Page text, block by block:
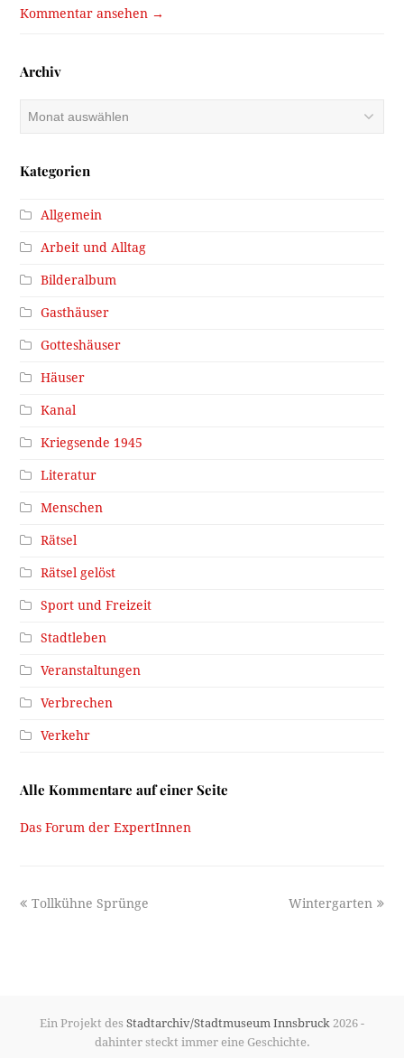
Kommentar ansehen →
Archiv
Kategorien
Allgemein
Arbeit und Alltag
Bilderalbum
Gasthäuser
Gotteshäuser
Häuser
Kanal
Kriegsende 1945
Literatur
Menschen
Rätsel
Rätsel gelöst
Sport und Freizeit
Stadtleben
Veranstaltungen
Verbrechen
Verkehr
Alle Kommentare auf einer Seite
Das Forum der ExpertInnen
previous
Tollkühne Sprünge
next
Wintergarten
Ein Projekt des Stadtarchiv/Stadtmuseum Innsbruck 2026 -
dahinter steckt immer eine Geschichte.